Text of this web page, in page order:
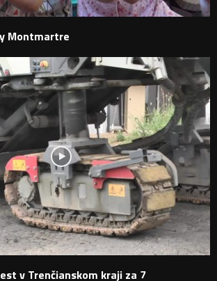
Montmartre
v Trenčianskom kraji za 7